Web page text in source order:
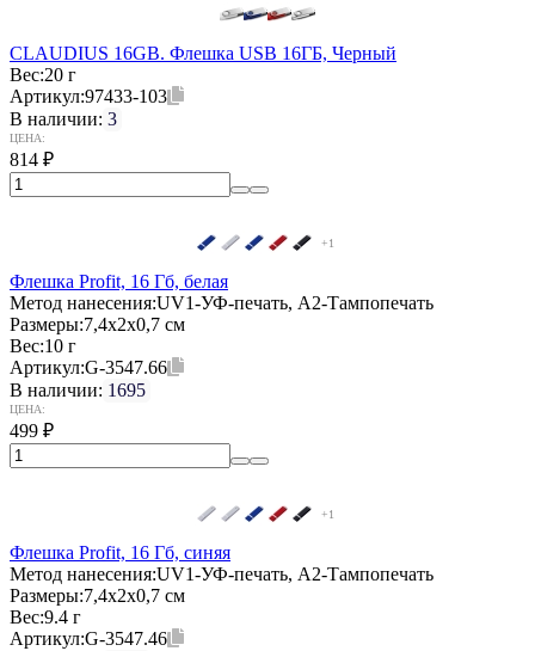
CLAUDIUS 16GB. Флешка USB 16ГБ, Черный
Вес:20 г
Артикул:97433-103
В наличии: 3
ЦЕНА:
814 ₽
+1
Флешка Profit, 16 Гб, белая
Метод нанесения:UV1-УФ-печать, A2-Тампопечать
Размеры:7,4х2х0,7 см
Вес:10 г
Артикул:G-3547.66
В наличии: 1695
ЦЕНА:
499 ₽
+1
Флешка Profit, 16 Гб, синяя
Метод нанесения:UV1-УФ-печать, A2-Тампопечать
Размеры:7,4х2х0,7 см
Вес:9.4 г
Артикул:G-3547.46